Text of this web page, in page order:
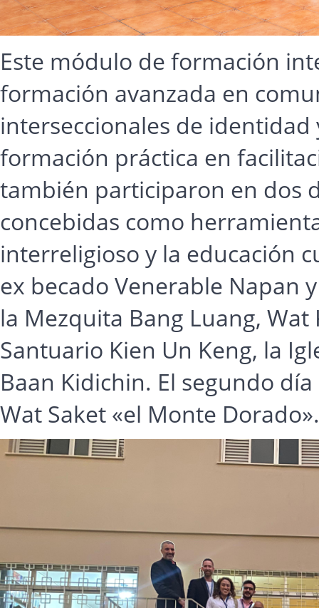
Este módulo de formación
formación avanzada en
interseccionales de
formación práctica en
también participaron en dos
concebidas como
interreligioso y la educación
ex becado Venerable Napan
la Mezquita Bang Luang,
Santuario Kien Un Keng, la
Baan Kidichin. El segundo
Wat Saket «el Monte Dorado».